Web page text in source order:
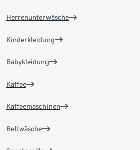
Herrenunterwäsche
Kinderkleidung
Babykleidung
Kaffee
Kaffeemaschinen
Bettwäsche